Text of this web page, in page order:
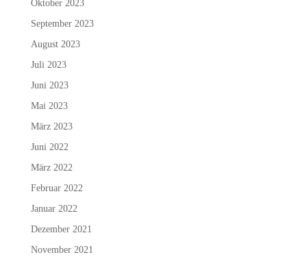
Oktober 2023
September 2023
August 2023
Juli 2023
Juni 2023
Mai 2023
März 2023
Juni 2022
März 2022
Februar 2022
Januar 2022
Dezember 2021
November 2021